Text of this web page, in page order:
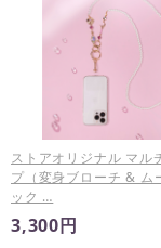
ストアオリジナル マル
プ（変身ブローチ & ム
ック …
3,300円